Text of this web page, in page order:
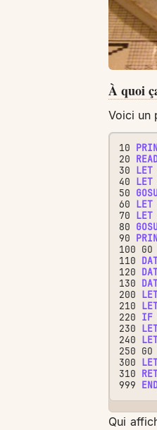
À quoi
Voici un
10
20
30
LET
40
LET
50
60
LET
70
LET
80
90
100 GO
110
120
130
200
210
220 IF
230
240
250 GO
300
310
999
Qui